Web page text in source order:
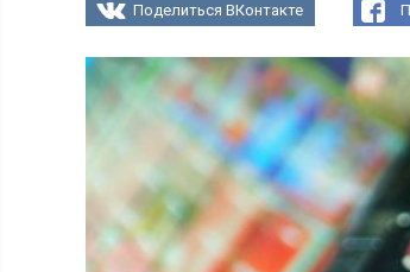
Поделиться ВКонтакте